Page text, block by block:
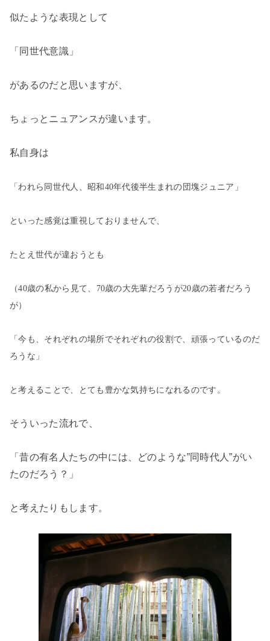
似たような表現として
「同世代意識」
があるのだと思いますが、
ちょっとニュアンスが違います。
私自身は
「われら同世代人、昭和40年代後半生まれの団塊ジュニア」
といった 感覚は重視しておりませんで、
たとえ世代が違おうとも
（40歳の私から見て、70歳の大先輩だろうが20歳の若者だろう
が）
「今も、それぞれの場所でそれぞれの役割で、頑張っているのだ
ろうな」
と考えることで、とても豊かな気持ちになれるのです。
そういった流れで、
「昔の有名人たちの中には、どのような”同時代人”がい
たのだろう？」
と考えたりもします。